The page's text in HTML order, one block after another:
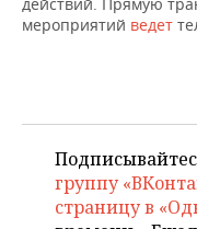
мероприятий ведет
группу
страницу в